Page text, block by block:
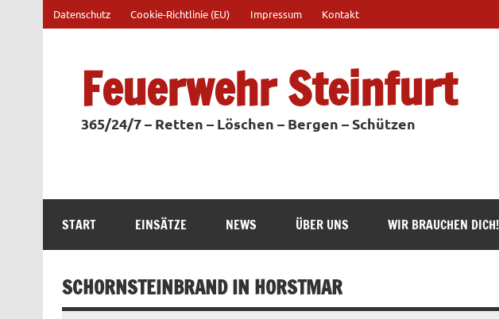
springen
Datenschutz Cookie-Richtlinie (EU) Impressum Kontakt
Feuerwehr Steinfurt
365/24/7 – Retten – Löschen – Bergen – Schützen
START EINSÄTZE NEWS ÜBER UNS WIR BRAUCHEN DICH!
SCHORNSTEINBRAND IN HORSTMAR